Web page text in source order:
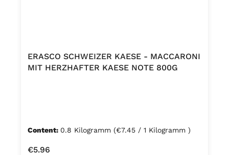
ERASCO SCHWEIZER KAESE - MACCARONI
MIT HERZHAFTER KAESE NOTE 800G
Content: 0.8 Kilogramm (€7.45 / 1 Kilogramm )
Regular price:
€5.96